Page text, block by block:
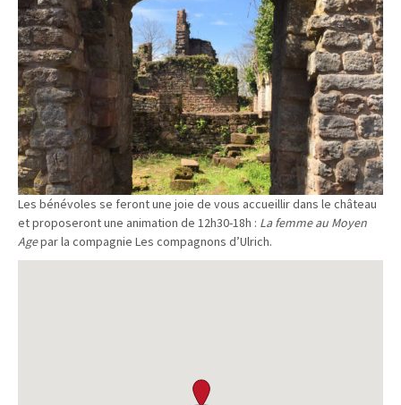
Les bénévoles se feront une joie de vous accueillir dans le château
et proposeront une animation de 12h30-18h : La femme au Moyen
Agepar la compagnie Les compagnons d’Ulrich.